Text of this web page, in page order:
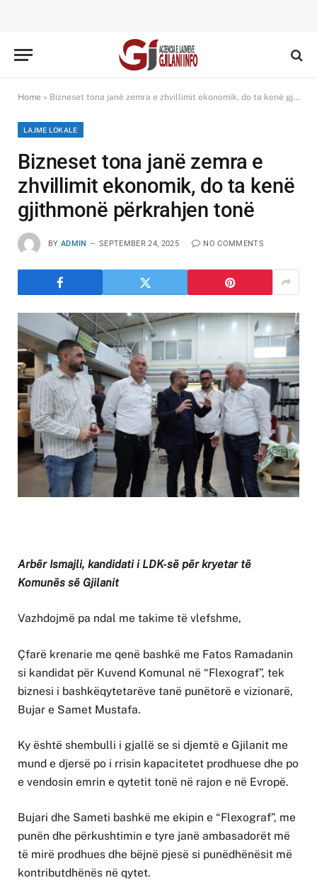
Home » Bizneset tona janë zemra e zhvillimit ekonomik, do ta kenë gjithmonë përkrahjen tonë
LAJME LOKALE
Bizneset tona janë zemra e
zhvillimit ekonomik, do ta kenë
gjithmonë përkrahjen tonë
BY ADMIN SEPTEMBER 24, 2025 NO COMMENTS
Arbër Ismajli, kandidati i LDK-së për kryetar të
Komunës së Gjilanit
Vazhdojmë pa ndal me takime të vlefshme,
Çfarë krenarie me qenë bashkë me Fatos Ramadanin
si kandidat për Kuvend Komunal në “Flexograf”, tek
biznesi i bashkëqytetarëve tanë punëtorë e vizionarë,
Bujar e Samet Mustafa.
Ky është shembulli i gjallë se si djemtë e Gjilanit me
mund e djersë po i rrisin kapacitetet prodhuese dhe po
e vendosin emrin e qytetit tonë në rajon e në Evropë.
Bujari dhe Sameti bashkë me ekipin e “Flexograf”, me
punën dhe përkushtimin e tyre janë ambasadorët më
të mirë prodhues dhe bëjnë pjesë si punëdhënësit më
kontributdhënës në qytet.